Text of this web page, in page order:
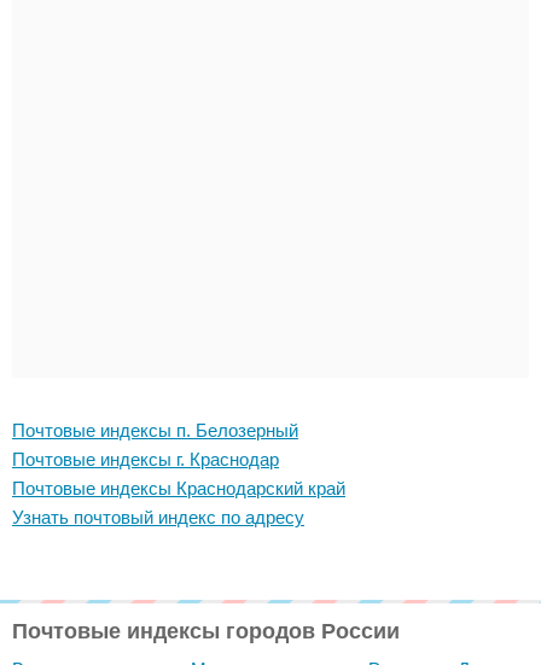
Почтовые индексы п. Белозерный
Почтовые индексы г. Краснодар
Почтовые индексы Краснодарский край
Узнать почтовый индекс по адресу
Почтовые индексы городов России